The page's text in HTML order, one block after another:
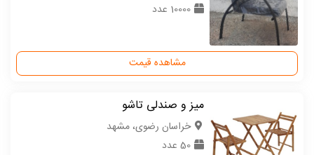
10000 عدد
مشاهده قیمت
میز و صندلی تاشو
خراسان رضوی، مشهد
50 عدد